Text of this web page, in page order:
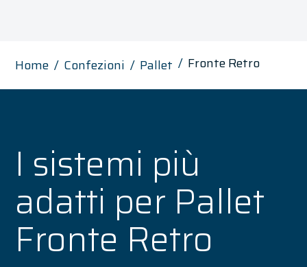
Home Confezioni Pallet Fronte Retro
I sistemi più
adatti per Pallet
Fronte Retro